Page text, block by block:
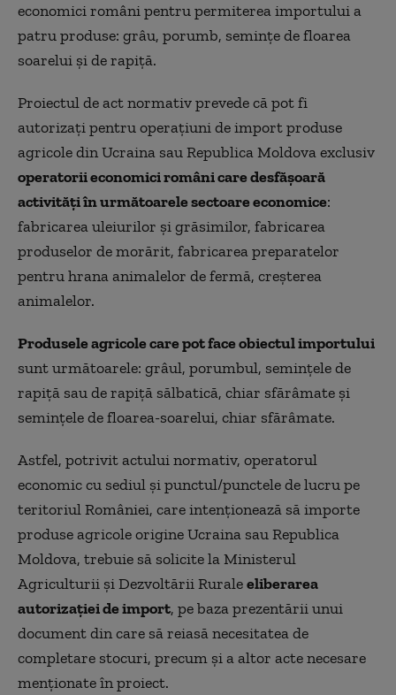
economici români pentru permiterea importului a
patru produse: grâu, porumb, semințe de floarea
soarelui și de rapiță.
Proiectul de act normativ prevede că pot fi
autorizați pentru operațiuni de import produse
agricole din Ucraina sau Republica Moldova exclusiv
operatorii economici români care desfășoară
activități în următoarele sectoare economice:
fabricarea uleiurilor și grăsimilor, fabricarea
produselor de morărit, fabricarea preparatelor
pentru hrana animalelor de fermă, creșterea
animalelor.
Produsele agricole care pot face obiectul importului
sunt următoarele: grâul, porumbul, semințele de
rapiță sau de rapiță sălbatică, chiar sfărâmate și
semințele de floarea-soarelui, chiar sfărâmate.
Astfel, potrivit actului normativ, operatorul
economic cu sediul și punctul/punctele de lucru pe
teritoriul României, care intenționează să importe
produse agricole origine Ucraina sau Republica
Moldova, trebuie să solicite la Ministerul
Agriculturii și Dezvoltării Ruraleeliberarea
autorizației de import, pe baza prezentării unui
document din care să reiasă necesitatea de
completare stocuri, precum și a altor acte necesare
menționate în proiect.